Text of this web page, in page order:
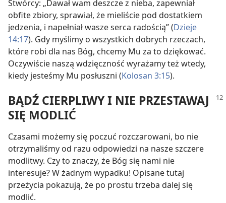
Stwórcy: „Dawał wam deszcze z nieba, zapewniał
obfite zbiory, sprawiał, że mieliście pod dostatkiem
jedzenia, i napełniał wasze serca radością” (Dzieje
14:17). Gdy myślimy o wszystkich dobrych rzeczach,
które robi dla nas Bóg, chcemy Mu za to dziękować.
Oczywiście naszą wdzięczność wyrażamy też wtedy,
kiedy jesteśmy Mu posłuszni (Kolosan 3:15).
BĄDŹ CIERPLIWY I NIE PRZESTAWAJ
SIĘ MODLIĆ
Czasami możemy się poczuć rozczarowani, bo nie
otrzymaliśmy od razu odpowiedzi na nasze szczere
modlitwy. Czy to znaczy, że Bóg się nami nie
interesuje? W żadnym wypadku! Opisane tutaj
przeżycia pokazują, że po prostu trzeba dalej się
modlić.